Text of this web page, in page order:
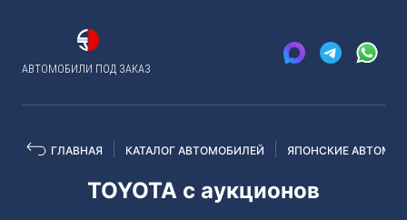
АВТОМОБИЛИ ПОД ЗАКАЗ
ГЛАВНАЯ КАТАЛОГ АВТОМОБИЛЕЙ ЯПОНСКИЕ
TOYOTA с аукционов